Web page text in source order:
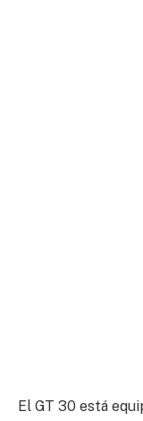
El GT 30 está